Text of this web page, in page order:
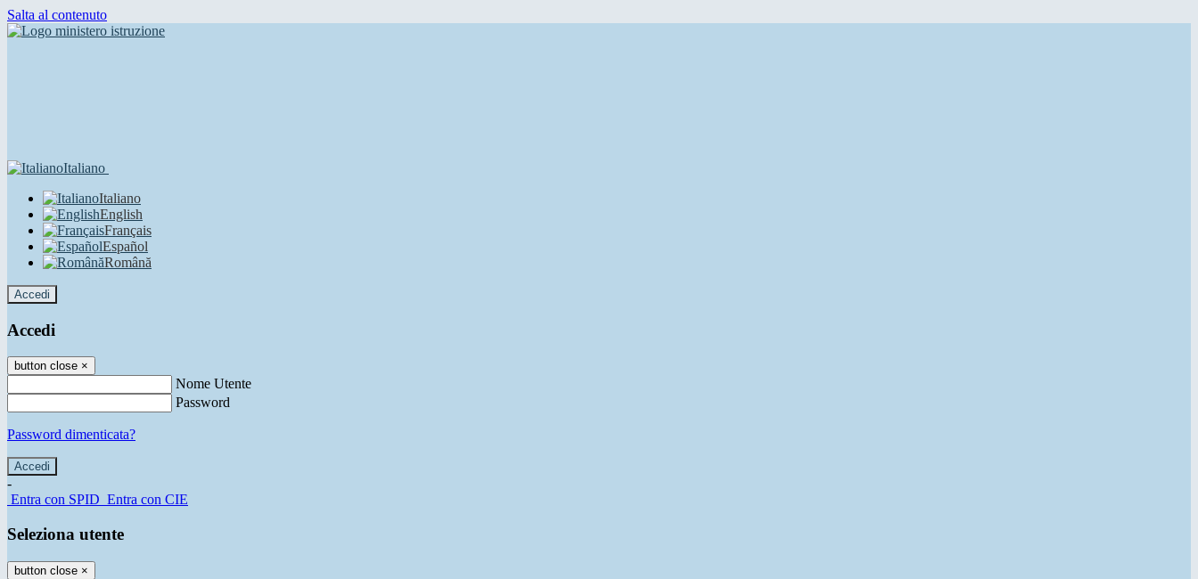
Salta al contenuto
Italiano
Italiano
English
Français
Español
Română
Accedi
Accedi
button close ×
Nome Utente
Password
Password dimenticata?
-
Entra con SPID Entra con CIE
Seleziona utente
button close ×